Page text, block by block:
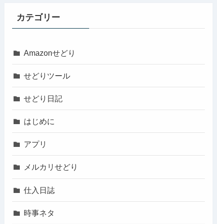
カテゴリー
Amazonせどり
せどりツール
せどり日記
はじめに
アプリ
メルカリせどり
仕入日誌
時事ネタ